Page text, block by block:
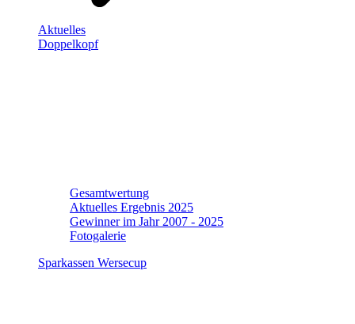
Aktuelles
Doppelkopf
Gesamtwertung
Aktuelles Ergebnis 2025
Gewinner im Jahr 2007 - 2025
Fotogalerie
Sparkassen Wersecup